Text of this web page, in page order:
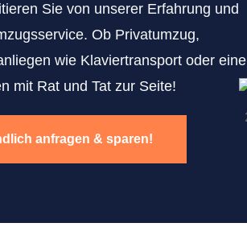
Sie von unserer Erfahrung und
Ob Privatumzug,
wie Klaviertransport oder eine
mit Rat und Tat zur Seite!
anfragen & sparen!